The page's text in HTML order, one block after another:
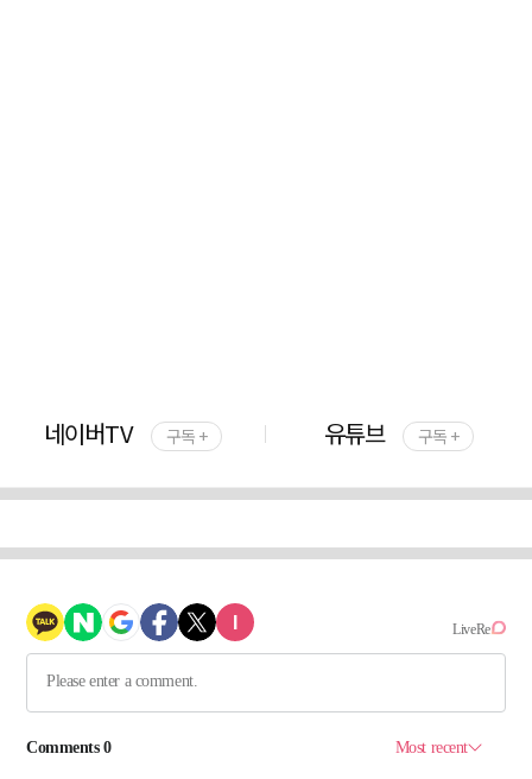
네이버TV 구독 + 유튜브 구독 +